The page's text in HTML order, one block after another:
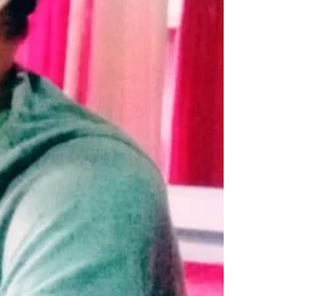
News
in